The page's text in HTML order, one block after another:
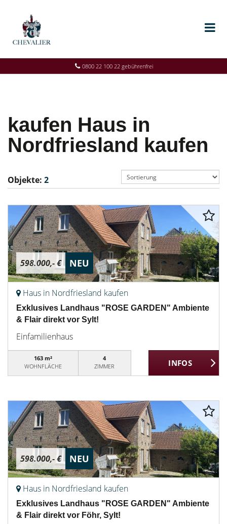
0800 22 100 22 gebührenfrei
kaufen Haus in
Nordfriesland kaufen
Objekte: 2
598.000,- € NEU
Haus in Nordfriesland kaufen
Exklusives Landhaus "ROSE GARDEN" Ambiente
& Flair direkt vor Sylt!
Einfamilienhaus
163 m²
WOHNFLÄCHE
4
ZIMMER
598.000,- € NEU
Haus in Nordfriesland kaufen
Exklusives Landhaus "ROSE GARDEN" Ambiente
& Flair direkt vor Föhr, Sylt!